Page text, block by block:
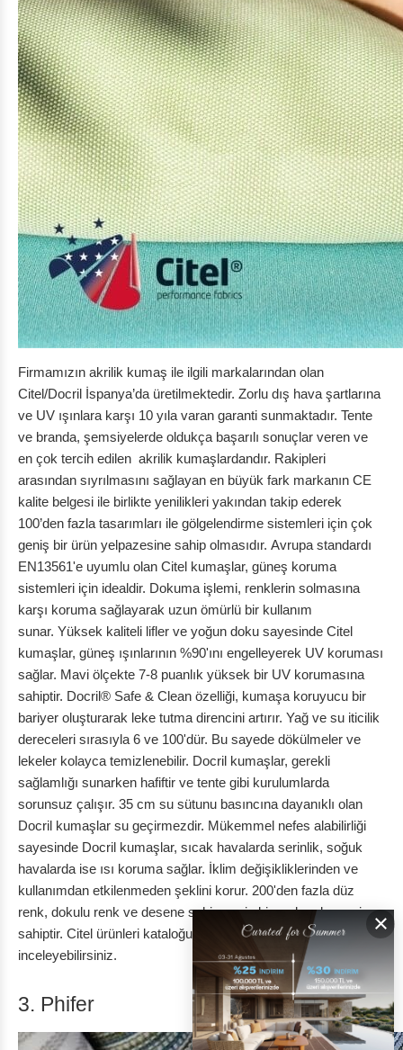
Firmamızın akrilik kumaş ile ilgili markalarından olan
Citel/Docril İspanya’da üretilmektedir. Zorlu dış hava şartlarına
ve UV ışınlara karşı 10 yıla varan garanti sunmaktadır. Tente
ve branda, şemsiyelerde oldukça başarılı sonuçlar veren ve
en çok tercih edilen akrilik kumaşlardandır. Rakipleri
arasından sıyrılmasını sağlayan en büyük fark markanın CE
kalite belgesi ile birlikte yenilikleri yakından takip ederek
100’den fazla tasarımları ile gölgelendirme sistemleri için çok
geniş bir ürün yelpazesine sahip olmasıdır. Avrupa standardı
EN13561'e uyumlu olan Citel kumaşlar, güneş koruma
sistemleri için idealdir. Dokuma işlemi, renklerin solmasına
karşı koruma sağlayarak uzun ömürlü bir kullanım
sunar. Yüksek kaliteli lifler ve yoğun doku sayesinde Citel
kumaşlar, güneş ışınlarının %90'ını engelleyerek UV koruması
sağlar. Mavi ölçekte 7-8 puanlık yüksek bir UV korumasına
sahiptir. Docril® Safe & Clean özelliği, kumaşa koruyucu bir
bariyer oluşturarak leke tutma direncini artırır. Yağ ve su iticilik
dereceleri sırasıyla 6 ve 100'dür. Bu sayede dökülmeler ve
lekeler kolayca temizlenebilir. Docril kumaşlar, gerekli
sağlamlığı sunarken hafiftir ve tente gibi kurulumlarda
sorunsuz çalışır. 35 cm su sütunu basıncına dayanıklı olan
Docril kumaşlar su geçirmezdir. Mükemmel nefes alabilirliği
sayesinde Docril kumaşlar, sıcak havalarda serinlik, soğuk
havalarda ise ısı koruma sağlar. İklim değişikliklerinden ve
kullanımdan etkilenmeden şeklini korur. 200'den fazla düz
renk, dokulu renk ve desene sahip geniş bir renk yelpazesine
sahiptir. Citel ürünleri kataloğumuzu
burayatıklayarak
inceleyebilirsiniz.
3. Phifer
×